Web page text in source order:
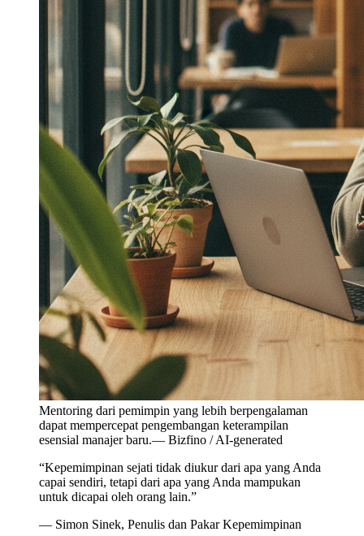
Mentoring dari pemimpin yang lebih berpengalaman
dapat mempercepat pengembangan keterampilan
esensial manajer baru.— Bizfino / AI-generated
“Kepemimpinan sejati tidak diukur dari apa yang Anda
capai sendiri, tetapi dari apa yang Anda mampukan
untuk dicapai oleh orang lain.”
— Simon Sinek, Penulis dan Pakar Kepemimpinan